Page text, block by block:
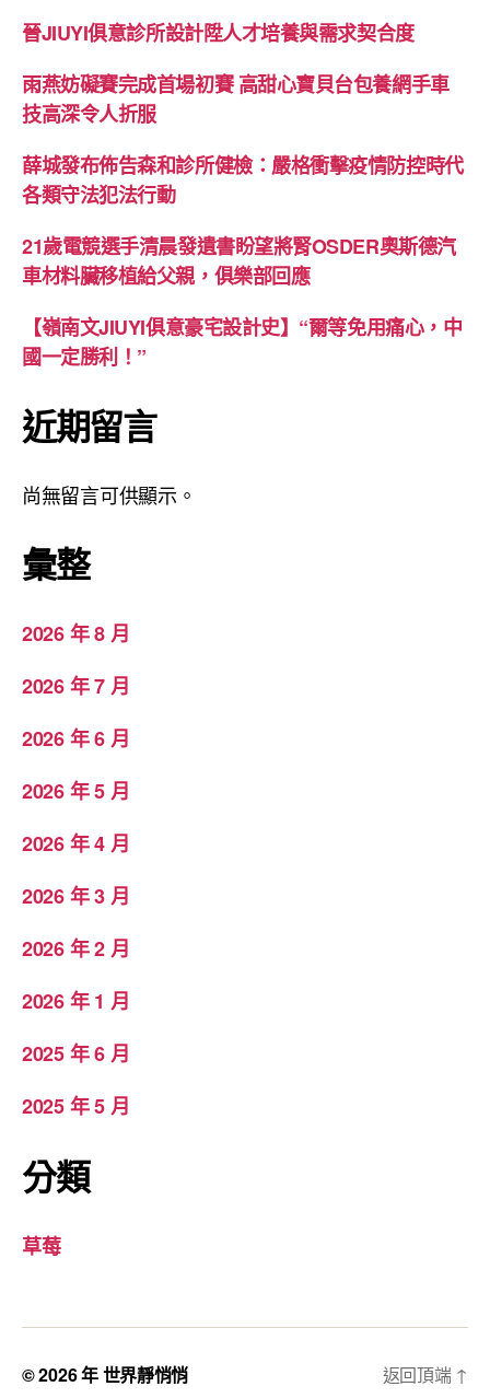
晉JIUYI俱意診所設計陞人才培養與需求契合度
雨燕妨礙賽完成首場初賽 高甜心寶貝台包養網手車
技高深令人折服
薛城發布佈告森和診所健檢：嚴格衝擊疫情防控時代
各類守法犯法行動
21歲電競選手清晨發遺書盼望將腎OSDER奧斯德汽
車材料臟移植給父親，俱樂部回應
【嶺南文JIUYI俱意豪宅設計史】“爾等免用痛心，中
國一定勝利！”
近期留言
尚無留言可供顯示。
彙整
2026 年 8 月
2026 年 7 月
2026 年 6 月
2026 年 5 月
2026 年 4 月
2026 年 3 月
2026 年 2 月
2026 年 1 月
2025 年 6 月
2025 年 5 月
分類
草莓
© 2026 年世界靜悄悄 返回頂端 ↑